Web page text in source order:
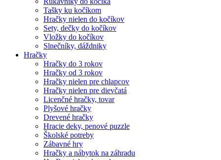
Tašky ku kočíkom
Hračky nielen do kočíkov
Sety, dečky do kočíkov
Vložky do kočíkov
Slnečníky, dáždniky
Hračky
Hračky do 3 rokov
Hračky od 3 rokov
Hračky nielen pre chlapcov
Hračky nielen pre dievčatá
Licenčné hračky, tovar
Plyšové hračky
Drevené hračky
Hracie deky, penové puzzle
Školské potreby
Zábavné hry
Hračky a nábytok na záhradu